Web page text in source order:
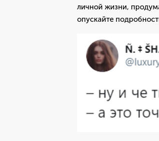
личной жизни,
опускайте